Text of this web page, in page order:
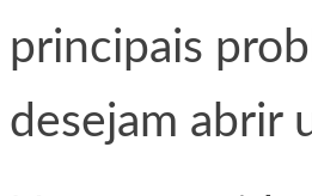
principais
desejam abrir